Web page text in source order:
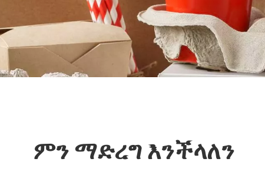
ምን ማድረግ እንችላለን